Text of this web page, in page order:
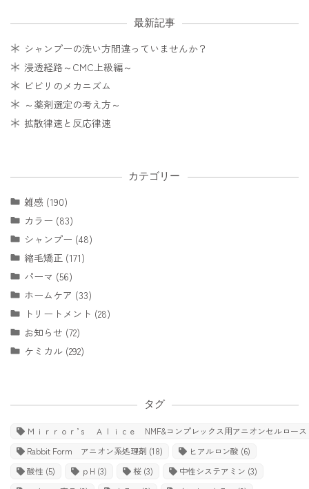
最新記事
シャンプーの洗い方間違っていませんか？
浸透経路～CMC上級編～
ビビリのメカニズム
～薬剤選定の考え方～
拡散律速と反応律速
カテゴリー
雑感 (190)
カラー (83)
シャンプー (48)
縮毛矯正 (171)
パーマ (56)
ホームケア (33)
トリートメント (28)
お知らせ (72)
ケミカル (292)
タグ
Ｍｉｒｒｏｒ’ｓ Ａｌｉｃｅ NMF&コンプレックス用アニオンセルロース
Rabbit Form アニオン系処理剤 (18) ヒアルロン酸 (6)
酸性 (5) ｐH (3) 桜 (3) 中性システアミン (3)